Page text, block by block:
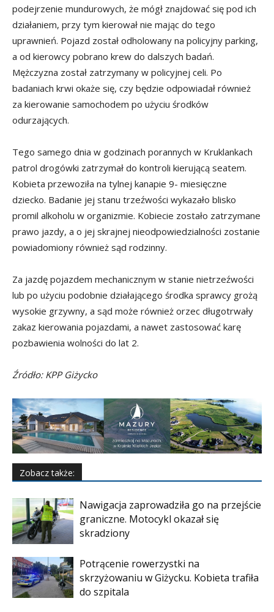
podejrzenie mundurowych, że mógł znajdować się pod ich
działaniem, przy tym kierował nie mając do tego
uprawnień. Pojazd został odholowany na policyjny parking,
a od kierowcy pobrano krew do dalszych badań.
Mężczyzna został zatrzymany w policyjnej celi. Po
badaniach krwi okaże się, czy będzie odpowiadał również
za kierowanie samochodem po użyciu środków
odurzających.
Tego samego dnia w godzinach porannych w Kruklankach
patrol drogówki zatrzymał do kontroli kierującą seatem.
Kobieta przewoziła na tylnej kanapie 9- miesięczne
dziecko. Badanie jej stanu trzeźwości wykazało blisko
promil alkoholu w organizmie. Kobiecie zostało zatrzymane
prawo jazdy, a o jej skrajnej nieodpowiedzialności zostanie
powiadomiony również sąd rodzinny.
Za jazdę pojazdem mechanicznym w stanie nietrzeźwości
lub po użyciu podobnie działającego środka sprawcy grożą
wysokie grzywny, a sąd może również orzec długotrwały
zakaz kierowania pojazdami, a nawet zastosować karę
pozbawienia wolności do lat 2.
Źródło: KPP Giżycko
Zobacz także:
Nawigacja zaprowadziła go na przejście
graniczne. Motocykl okazał się
skradziony
Potrącenie rowerzystki na
skrzyżowaniu w Giżycku. Kobieta trafiła
do szpitala